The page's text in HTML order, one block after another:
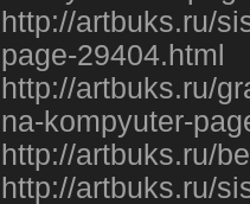
http://artbuks.ru/
page-29404.html
http://artbuks.ru/
na-kompyuter-
http://artbuks.ru/
http://artbuks.ru/